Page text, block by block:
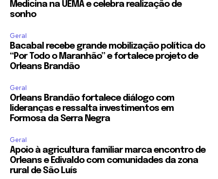
Medicina na UEMA e celebra realização de
sonho
Geral
Bacabal recebe grande mobilização política do
“Por Todo o Maranhão” e fortalece projeto de
Orleans Brandão
Geral
Orleans Brandão fortalece diálogo com
lideranças e ressalta investimentos em
Formosa da Serra Negra
Geral
Apoio à agricultura familiar marca encontro de
Orleans e Edivaldo com comunidades da zona
rural de São Luís